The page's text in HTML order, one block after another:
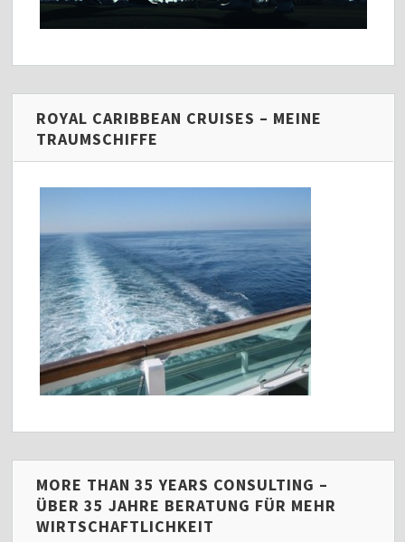
ROYAL CARIBBEAN CRUISES – MEINE
TRAUMSCHIFFE
MORE THAN 35 YEARS CONSULTING –
ÜBER 35 JAHRE BERATUNG FÜR MEHR
WIRTSCHAFTLICHKEIT